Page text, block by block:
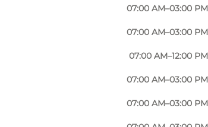
07:00 AM–03:00 PM
07:00 AM–03:00 PM
07:00 AM–12:00 PM
07:00 AM–03:00 PM
07:00 AM–03:00 PM
Grabstätte für Bischoff Jørgen
als Sakristei eingerichtet.
aus Flensburg). Große Empore.